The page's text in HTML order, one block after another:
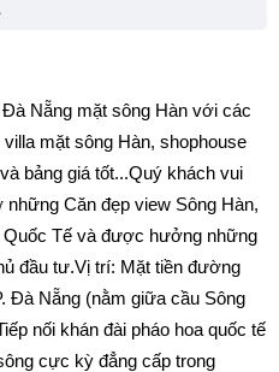
Nẵng mặt sông Hàn với các
mặt sông Hàn, shophouse
bảng giá tốt...Quý khách vui
Căn đẹp view Sông Hàn,
Quốc Tế và được hưởng những
đầu tư.Vị trí: Mặt tiền đường
Đà Nẵng (nằm giữa cầu Sông
nối khán đài pháo hoa quốc tế
cực kỳ đẳng cấp trong